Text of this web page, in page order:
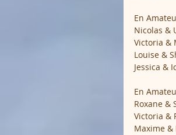
En
Nicolas &
Victoria &
Louise &
Jessica &
En
Roxane &
Victoria &
Maxime &